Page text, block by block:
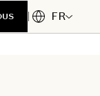
FR